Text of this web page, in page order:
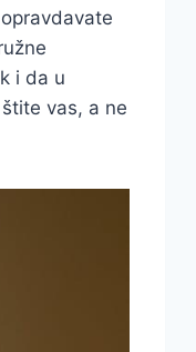
i da u
vas, a ne